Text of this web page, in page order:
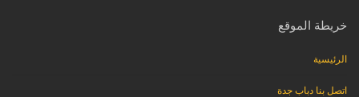
خريطة الموقع
الرئيسية
اتصل بنا دباب جدة